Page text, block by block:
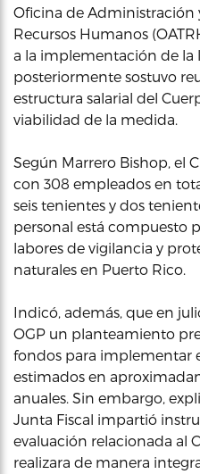
Oficina de Administración
Recursos Humanos
a la implementación de la
posteriormente sostuvo
estructura salarial del
viabilidad de la medida.
Según Marrero Bishop, el
con 308 empleados en
seis tenientes y dos
personal está compuesto
labores de vigilancia y
naturales en Puerto Rico.
Indicó, además, que en
OGP un planteamiento
fondos para implementar
estimados en
anuales. Sin embargo,
Junta Fiscal impartió
evaluación relacionada al
realizara de manera